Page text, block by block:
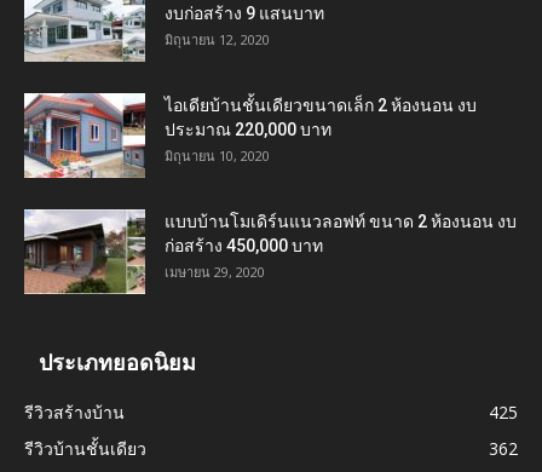
งบก่อสร้าง 9 แสนบาท
มิถุนายน 12, 2020
ไอเดียบ้านชั้นเดียวขนาดเล็ก 2 ห้องนอน งบ
ประมาณ 220,000 บาท
มิถุนายน 10, 2020
แบบบ้านโมเดิร์นแนวลอฟท์ ขนาด 2 ห้องนอน งบ
ก่อสร้าง 450,000 บาท
เมษายน 29, 2020
ประเภทยอดนิยม
รีวิวสร้างบ้าน
425
รีวิวบ้านชั้นเดียว
362